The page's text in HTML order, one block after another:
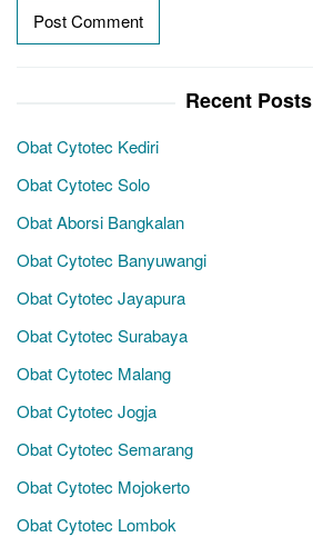
Recent Posts
Obat Cytotec Kediri
Obat Cytotec Solo
Obat Aborsi Bangkalan
Obat Cytotec Banyuwangi
Obat Cytotec Jayapura
Obat Cytotec Surabaya
Obat Cytotec Malang
Obat Cytotec Jogja
Obat Cytotec Semarang
Obat Cytotec Mojokerto
Obat Cytotec Lombok